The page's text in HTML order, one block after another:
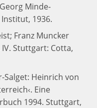
Minde-
1936.
Franz Muncker
Stuttgart: Cotta,
Salget: Heinrich von
Eine
1994. Stuttgart,